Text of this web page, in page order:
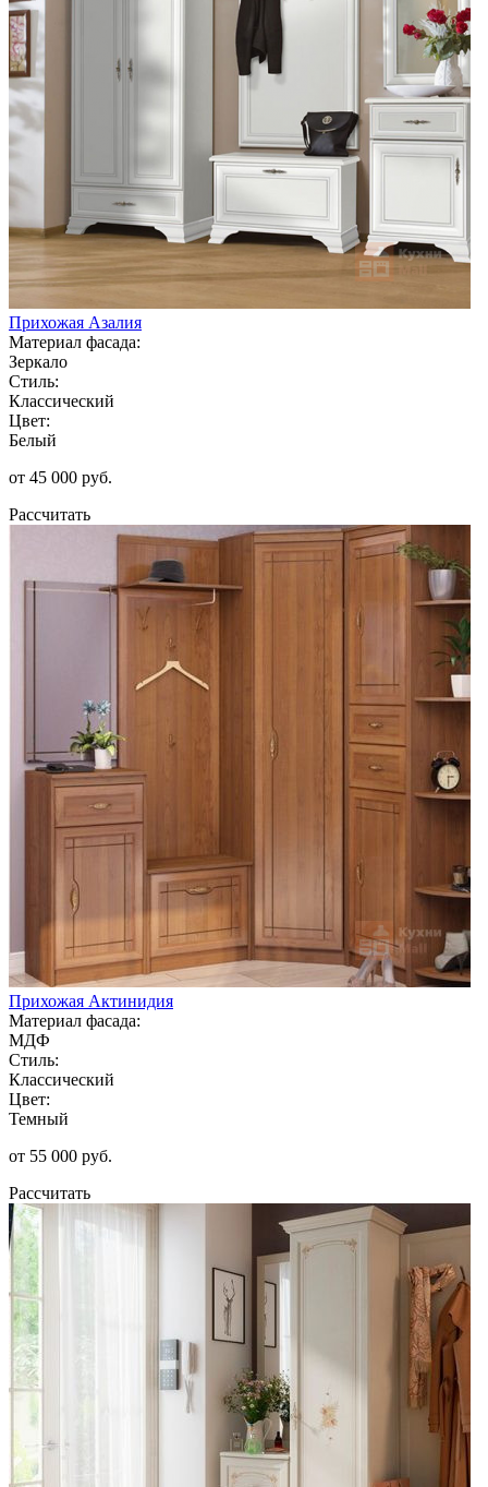
Прихожая Азалия
Материал фасада:
Зеркало
Стиль:
Классический
Цвет:
Белый
от 45 000 руб.
Рассчитать
Прихожая Актинидия
Материал фасада:
МДФ
Стиль:
Классический
Цвет:
Темный
от 55 000 руб.
Рассчитать